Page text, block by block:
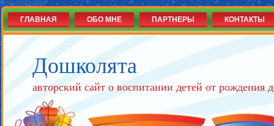
Дошколята
авторский сайт о воспитании детей от рождения
ГЛАВНАЯ ОБО МНЕ ПАРТНЕРЫ КОНТАКТЫ